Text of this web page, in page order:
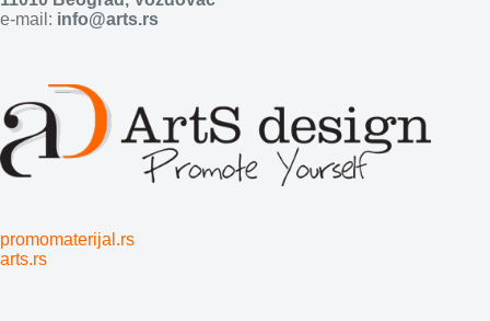
e-mail: info@arts.rs
promomaterijal.rs
arts.rs